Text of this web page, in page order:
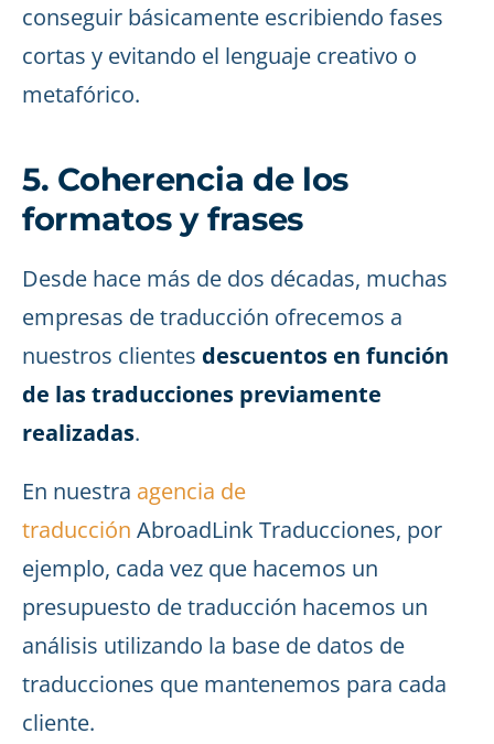
conseguir básicamente escribiendo fases
cortas y evitando el lenguaje creativo o
metafórico.
5. Coherencia de los
formatos y frases
Desde hace más de dos décadas, muchas
empresas de traducción ofrecemos a
nuestros clientes descuentos en función
de las traducciones previamente
realizadas.
En nuestra agencia de
traducción AbroadLink Traducciones, por
ejemplo, cada vez que hacemos un
presupuesto de traducción hacemos un
análisis utilizando la base de datos de
traducciones que mantenemos para cada
cliente.